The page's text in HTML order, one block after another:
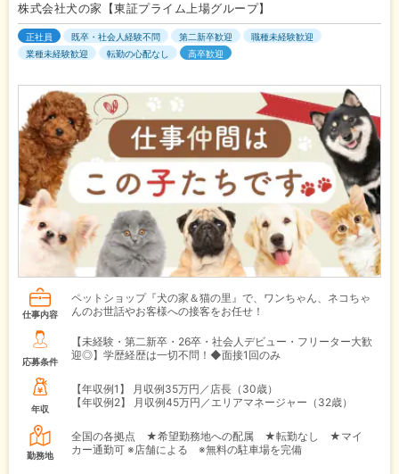
株式会社犬の家【東証プライム上場グループ】
正社員 既卒・社会人経験不問 第二新卒歓迎
職種未経験歓迎
業種未経験歓迎
転勤の心配なし 高卒歓迎
仕事内容
ペットショップ『犬の家＆猫の里』で、ワンちゃん、ネコちゃ
んのお世話やお客様への接客をお任せ！
応募条件
【未経験・第二新卒・26卒・社会人デビュー・フリーター大歓
迎◎】学歴経歴は一切不問！◆面接1回のみ
年収
【年収例1】
月収例35万円／店長（30歳）
【年収例2】
月収例45万円／エリアマネージャー（32歳）
勤務地
全国の各拠点 ★希望勤務地への配属 ★転勤なし ★マイ
カー通勤可 ※店舗による ※無料の駐車場を完備